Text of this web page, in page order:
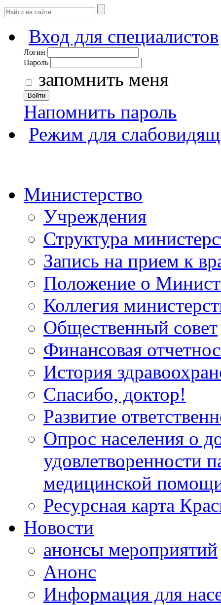
Вход для специалистов
Логин
Пароль
запомнить меня
Войти
Напомнить пароль
Режим для
Министерство
Учреждения
Структура
Запись на прием к
Положение о
Коллегия
Общественный совет
Финансовая
История
Спасибо, доктор!
Развитие
Опрос населения о
удовлетворенности
медицинской
Ресурсная карта
Новости
анонсы мероприятий
Анонс
Информация для